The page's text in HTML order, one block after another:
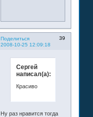
Поделиться
39
2008-10-25 12:09:18
Сергей
написал(а):
Красиво
Ну раз нравится тогда